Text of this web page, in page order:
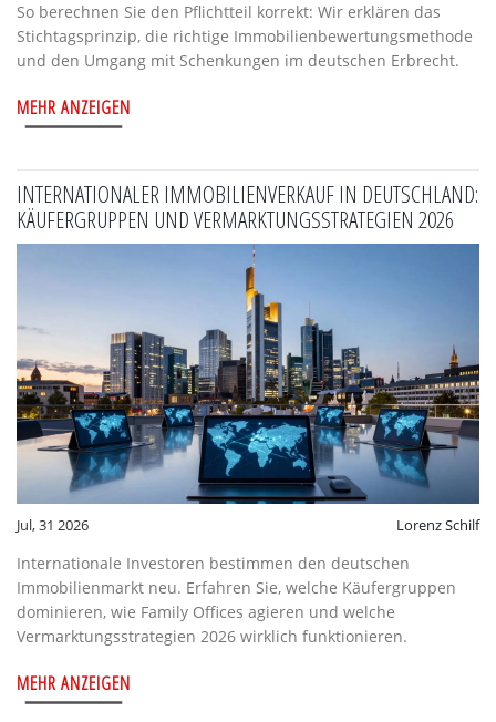
So berechnen Sie den Pflichtteil korrekt: Wir erklären das
Stichtagsprinzip, die richtige Immobilienbewertungsmethode
und den Umgang mit Schenkungen im deutschen Erbrecht.
MEHR ANZEIGEN
INTERNATIONALER IMMOBILIENVERKAUF IN DEUTSCHLAND:
KÄUFERGRUPPEN UND VERMARKTUNGSSTRATEGIEN 2026
Jul, 31 2026 Lorenz Schilf
Internationale Investoren bestimmen den deutschen
Immobilienmarkt neu. Erfahren Sie, welche Käufergruppen
dominieren, wie Family Offices agieren und welche
Vermarktungsstrategien 2026 wirklich funktionieren.
MEHR ANZEIGEN